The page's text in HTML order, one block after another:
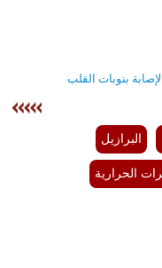
بنوبات القلب
البرازيل
الحرارية